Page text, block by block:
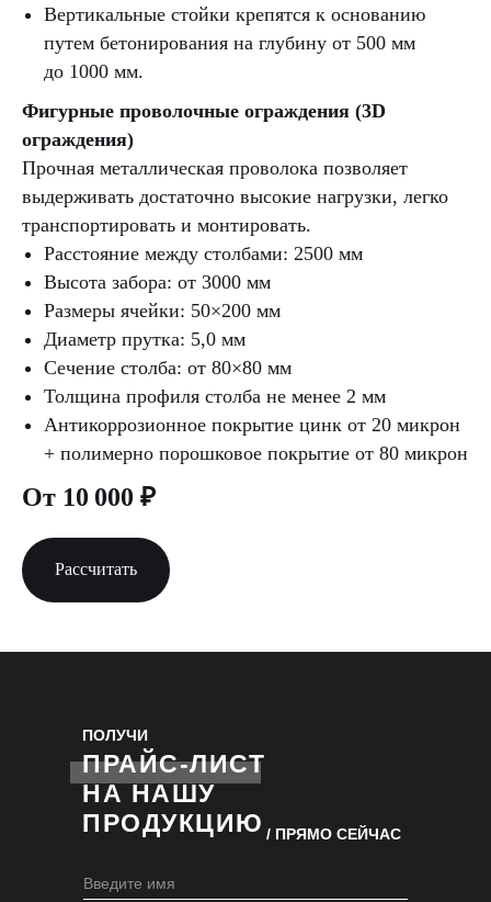
Вертикальные стойки крепятся к основанию
путем бетонирования на глубину от 500 мм
до 1000 мм.
Фигурные проволочные ограждения (3D
ограждения)
Прочная металлическая проволока позволяет
выдерживать достаточно высокие нагрузки, легко
транспортировать и монтировать.
Расстояние между столбами: 2500 мм
Высота забора: от 3000 мм
Размеры ячейки: 50×200 мм
Диаметр прутка: 5,0 мм
Сечение столба: от 80×80 мм
Толщина профиля столба не менее 2 мм
Антикоррозионное покрытие цинк от 20 микрон
+ полимерно порошковое покрытие от 80 микрон
От 10 000 ₽
Рассчитать
ПРАЙС-ЛИСТ
НА НАШУ
ПРОДУКЦИЮ
ПОЛУЧИ
/ ПРЯМО СЕЙЧАС